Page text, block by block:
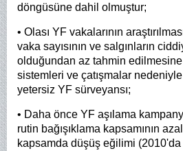
döngüsüne dahil olmuştur;
• Olası YF vakalarının
vaka sayısının ve salgınların
olduğundan az tahmin edilmesine
sistemleri ve çatışmalar
yetersiz YF sürveyansı;
• Daha önce YF aşılama
rutin bağışıklama kapsamının
kapsamda düşüş eğilimi